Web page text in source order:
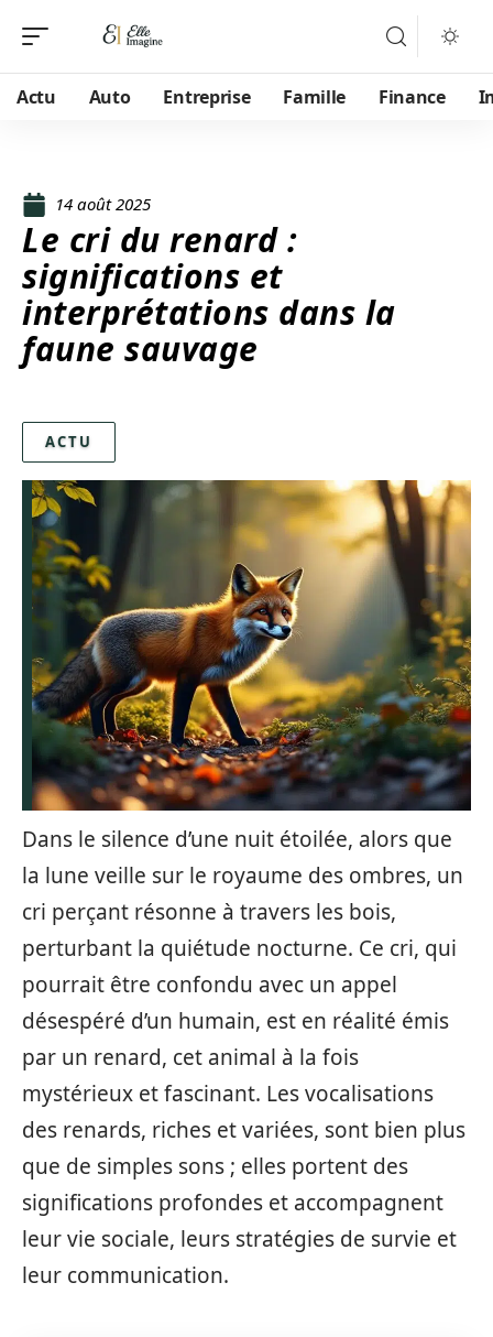
Actu Auto Entreprise Famille Finance
14 août 2025
Le cri du renard :
significations et
interprétations dans la
faune sauvage
ACTU
Dans le silence d’une nuit étoilée, alors que
la lune veille sur le royaume des ombres, un
cri perçant résonne à travers les bois,
perturbant la quiétude nocturne. Ce cri, qui
pourrait être confondu avec un appel
désespéré d’un humain, est en réalité émis
par un renard, cet animal à la fois
mystérieux et fascinant. Les vocalisations
des renards, riches et variées, sont bien plus
que de simples sons ; elles portent des
significations profondes et accompagnent
leur vie sociale, leurs stratégies de survie et
leur communication.